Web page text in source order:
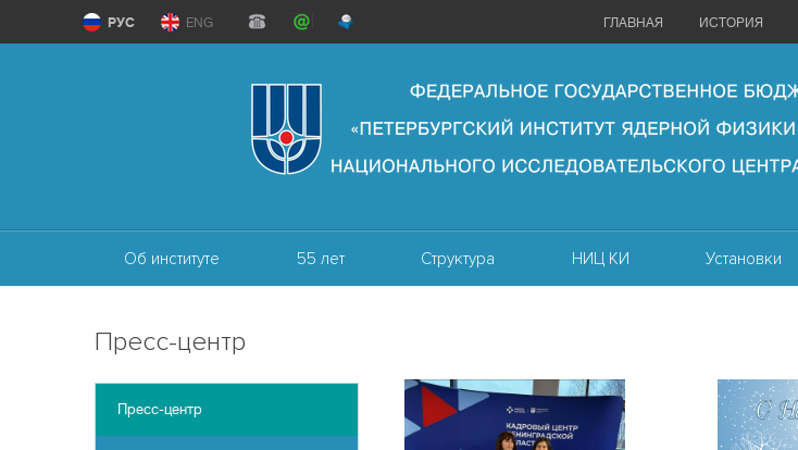
ГЛАВНАЯ ИСТОРИЯ
РУС ENG
Об институте 55 лет Структура НИЦ КИ Установки
Пресс-центр
Пресс-центр